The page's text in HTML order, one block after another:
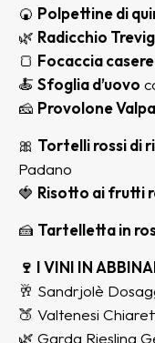
🍘 Polpettine di
🌿 Radicchio
🍞 Focaccia
🍝 Sfoglia d’uovo
🧀 Provolone
🎀 Tortelli rossi di
Padano
🍓 Risotto ai frutti
🍰 Tartelletta in
🍷 I VINI IN
🥂 Sandrjolè
🍑 Valtenesi
🌿 Garda Riesling